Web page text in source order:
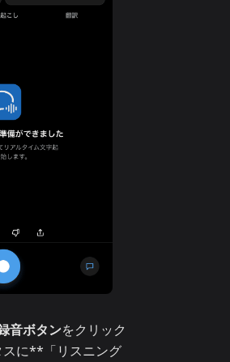
音ボタンをクリック
に**「リスニング